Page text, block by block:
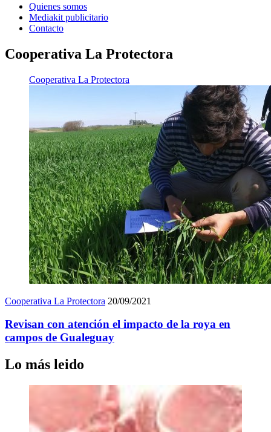
Quienes somos
Mediakit publicitario
Contacto
Cooperativa La Protectora
Cooperativa La Protectora
Cooperativa La Protectora 20/09/2021
Revisan con atención el impacto de la roya en
campos de Gualeguay
Lo más leido